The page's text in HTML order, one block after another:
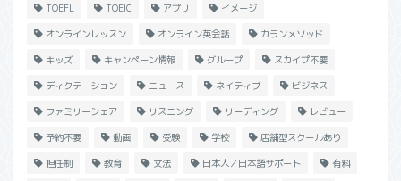
TOEFL TOEIC アプリ イメージ
オンラインレッスン オンライン英会話 カランメソッド
キッズ キャンペーン情報 グループ スカイプ不要
ディクテーション ニュース ネイティブ ビジネス
ファミリーシェア リスニング リーディング レビュー
予約不要 動画 受験 学校 店舗型スクールあり
担任制 教育 文法 日本人／日本語サポート 有料